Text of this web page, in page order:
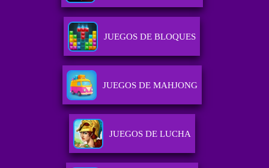
JUEGOS DE BLOQUES
JUEGOS DE MAHJONG
JUEGOS DE LUCHA